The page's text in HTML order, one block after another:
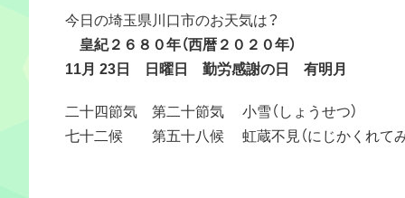
今日の埼玉県川口市のお天気は？
皇紀２６８０年（西暦２０２０年）
11月 23日 日曜日 勤労感謝の日 有明月
二十四節気 第二十節気 小雪（しょうせつ）
七十二候 第五十八候 虹蔵不見（にじかくれてみ